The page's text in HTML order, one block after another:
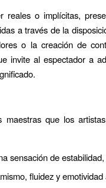
reales o implícitas,
a través de la
o la creación de
invite al espectador a
maestras que los
sensación de
fluidez y emotividad